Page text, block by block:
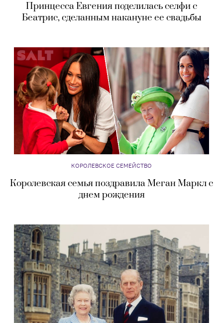
Принцесса Евгения поделилась селфи с
Беатрис, сделанным накануне ее свадьбы
КОРОЛЕВСКОЕ СЕМЕЙСТВО
Королевская семья поздравила Меган Маркл с
днем рождения